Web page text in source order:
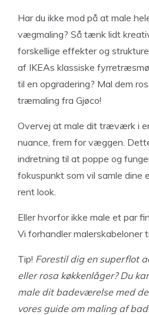
Har du ikke mod på at male
vægmaling? Så tænk lidt
forskellige effekter og
af IKEAs klassiske
til en opgradering? Mal dem
træmaling fra Gjøco!
Overvej at male dit træværk i
nuance, frem for væggen.
indretning til at poppe og
fokuspunkt som vil samle dine
rent look.
Eller hvorfor ikke male et par
Vi forhandler malerskabeloner
Tip! Forestil dig en superflot
eller rosa køkkenlåger? Du
male dit badeværelse med
vores guide om maling af